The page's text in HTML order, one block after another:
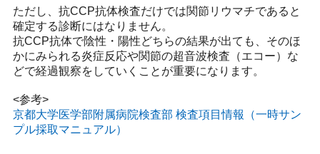
ただし、抗CCP抗体検査だけでは関節リウマチであると
確定する診断にはなりません。
抗CCP抗体で陰性・陽性どちらの結果が出ても、そのほ
かにみられる炎症反応や関節の超音波検査（エコー）な
どで経過観察をしていくことが重要になります。
<参考>
京都大学医学部附属病院検査部 検査項目情報（一時サン
プル採取マニュアル）